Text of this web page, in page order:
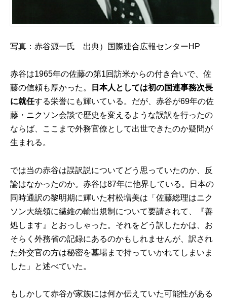
写真：赤谷源一氏 出典）国際連合広報センターHP
赤谷は1965年の佐藤の第1回訪米からの付き合いで、佐
藤の信頼も厚かった。
日本人としては初の国連事務次長
に就任する栄誉にも輝いている。だが、赤谷が69年の佐
藤・ニクソン会談で歴史を変えるような誤訳を行ったの
ならば、ここまで外務官僚として出世できたのか疑問が
生まれる。
では当の赤谷は誤訳説についてどう思っていたのか、反
論はなかったのか。赤谷は87年に他界している。日本の
同時通訳の黎明期に輝いた村松増美は「佐藤総理はニク
ソン大統領に繊維の輸出規制について要請されて、『善
処します』とおっしゃった。それをどう訳したかは、お
そらく外務省の記録にあるのかもしれませんが、訳され
た外交官の方は秘密を墓場まで持っていかれてしまいま
した」と述べていた。
もしかして赤谷が家族には何か伝えていた可能性がある